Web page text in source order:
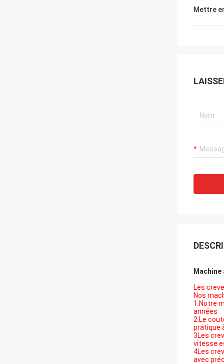
Mettre
Les
Nos
1.Notre
années
2.Le
pratique
3Les
vitesse
4Les
avec